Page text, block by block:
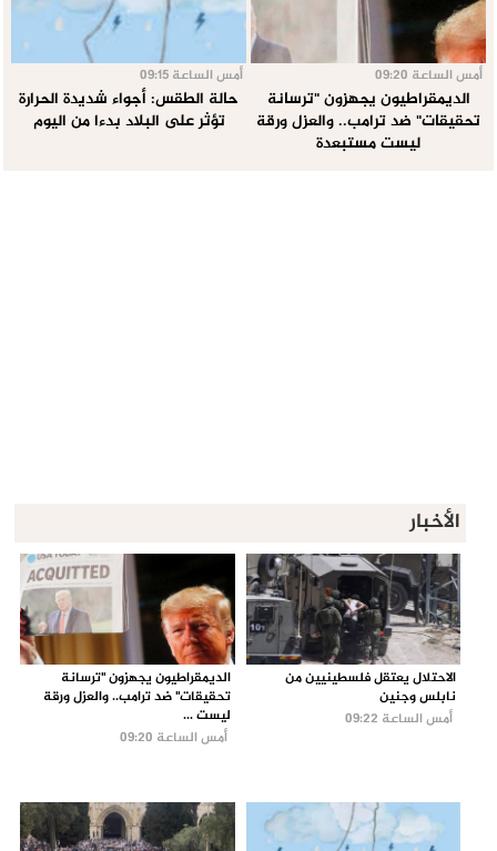
أمس الساعة 09:20
الديمقراطيون يجهزون "ترسانة
تحقيقات" ضد ترامب.. والعزل ورقة
ليست مستبعدة
أمس الساعة 09:15
حالة الطقس: أجواء شديدة الحرارة
تؤثر على البلاد بدءا من اليوم
الأخبار
الاحتلال يعتقل فلسطينيين من
نابلس وجنين
أمس الساعة 09:22
الديمقراطيون يجهزون "ترسانة
تحقيقات" ضد ترامب.. والعزل ورقة
ليست ...
أمس الساعة 09:20